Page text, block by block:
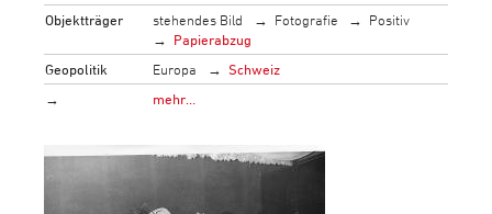
Objektträger
stehendes Bild Fotografie
Positiv
Papierabzug
Geopolitik
Europa
Schweiz
→
mehr…